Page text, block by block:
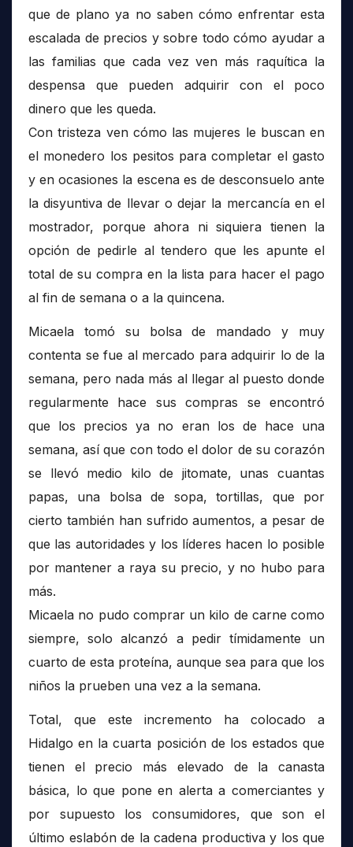
que de plano ya no saben cómo enfrentar esta
escalada de precios y sobre todo cómo ayudar a
las familias que cada vez ven más raquítica la
despensa que pueden adquirir con el poco
dinero que les queda.
Con tristeza ven cómo las mujeres le buscan en
el monedero los pesitos para completar el gasto
y en ocasiones la escena es de desconsuelo ante
la disyuntiva de llevar o dejar la mercancía en el
mostrador, porque ahora ni siquiera tienen la
opción de pedirle al tendero que les apunte el
total de su compra en la lista para hacer el pago
al fin de semana o a la quincena.
Micaela tomó su bolsa de mandado y muy
contenta se fue al mercado para adquirir lo de la
semana, pero nada más al llegar al puesto donde
regularmente hace sus compras se encontró
que los precios ya no eran los de hace una
semana, así que con todo el dolor de su corazón
se llevó medio kilo de jitomate, unas cuantas
papas, una bolsa de sopa, tortillas, que por
cierto también han sufrido aumentos, a pesar de
que las autoridades y los líderes hacen lo posible
por mantener a raya su precio, y no hubo para
más.
Micaela no pudo comprar un kilo de carne como
siempre, solo alcanzó a pedir tímidamente un
cuarto de esta proteína, aunque sea para que los
niños la prueben una vez a la semana.
Total, que este incremento ha colocado a
Hidalgo en la cuarta posición de los estados que
tienen el precio más elevado de la canasta
básica, lo que pone en alerta a comerciantes y
por supuesto los consumidores, que son el
último eslabón de la cadena productiva y los que